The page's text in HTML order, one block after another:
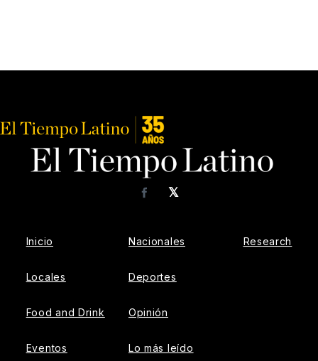
𝕏
Facebook
Inicio
Locales
Food and Drink
Eventos
Nacionales
Deportes
Opinión
Lo más leído
Research